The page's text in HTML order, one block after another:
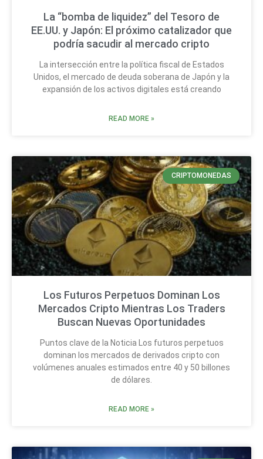
La “bomba de liquidez” del Tesoro de
EE.UU. y Japón: El próximo catalizador que
podría sacudir al mercado cripto
La intersección entre la política fiscal de Estados
Unidos, el mercado de deuda soberana de Japón y la
expansión de los activos digitales está creando
READ MORE »
CRIPTOMONEDAS
Los Futuros Perpetuos Dominan Los
Mercados Cripto Mientras Los Traders
Buscan Nuevas Oportunidades
Puntos clave de la Noticia Los futuros perpetuos
dominan los mercados de derivados cripto con
volúmenes anuales estimados entre 40 y 50 billones
de dólares.
READ MORE »